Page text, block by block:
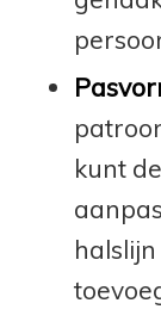
kunt